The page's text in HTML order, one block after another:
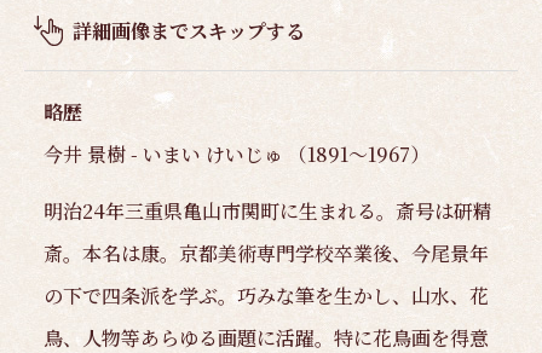
概
要
詳細画像までスキップする
略歴
今井 景樹 - いまい けいじゅ （1891～1967）
明治24年三重県亀山市関町に生まれる。斎号は研精
斎。本名は康。京都美術専門学校卒業後、今尾景年
の下で四条派を学ぶ。巧みな筆を生かし、山水、花
鳥、人物等あらゆる画題に活躍。特に花鳥画を得意